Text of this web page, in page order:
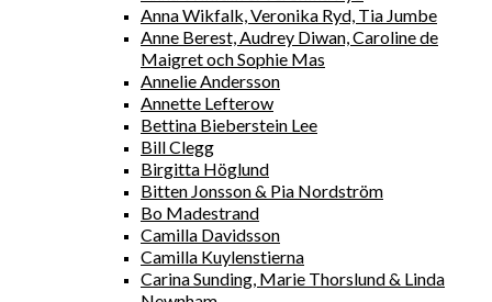
Anna Wikfalk, Veronika Ryd, Tia Jumbe
Anne Berest, Audrey Diwan, Caroline de
Maigret och Sophie Mas
Annelie Andersson
Annette Lefterow
Bettina Bieberstein Lee
Bill Clegg
Birgitta Höglund
Bitten Jonsson & Pia Nordström
Bo Madestrand
Camilla Davidsson
Camilla Kuylenstierna
Carina Sunding, Marie Thorslund & Linda